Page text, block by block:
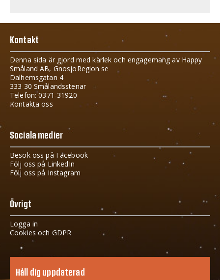
Kontakt
Denna sida är gjord med kärlek och engagemang av Happy
Småland AB, GnosjoRegion.se
Dalhemsgatan 4
333 30 Smålandsstenar
Telefon: 0371-31920
Kontakta oss
Sociala medier
Besök oss på Facebook
Följ oss på LinkedIn
Följ oss på Instagram
Övrigt
Logga in
Cookies och GDPR
Håll dig uppdaterad